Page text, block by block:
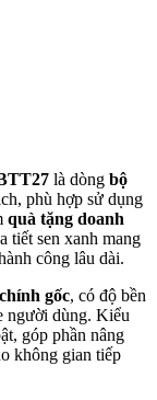
là dòng bộ
phù hợp sử dụng
quà tặng doanh
tiết sen xanh mang
công lâu dài.
gốc, có độ bền
người dùng. Kiểu
góp phần nâng
không gian tiếp